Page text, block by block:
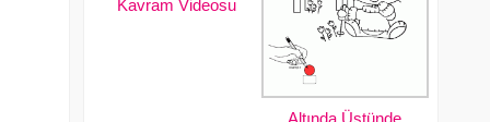
Kavram Videosu
Altında Üstünde